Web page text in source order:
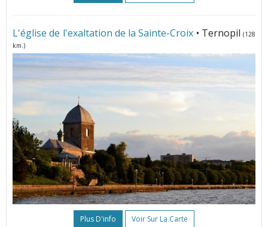
L'église de l'exaltation de la Sainte-Croix • Ternopil (128
km.)
Plus D'info Voir Sur La Carte